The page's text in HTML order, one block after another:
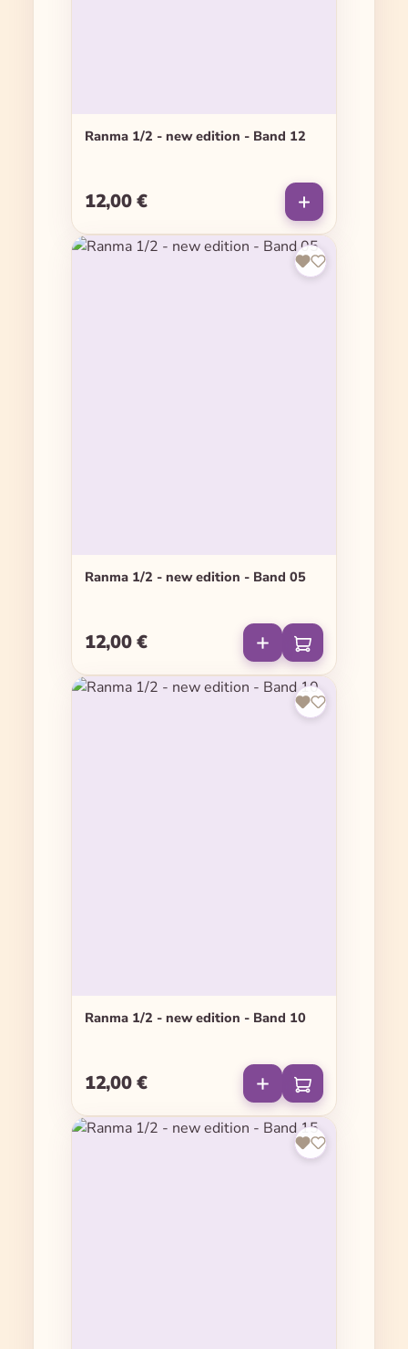
Ranma 1/2 - new edition - Band 12
Regulärer Preis:
12,00 €
Ranma 1/2 - new edition - Band 05
Regulärer Preis:
12,00 €
Ranma 1/2 - new edition - Band 10
Regulärer Preis:
12,00 €